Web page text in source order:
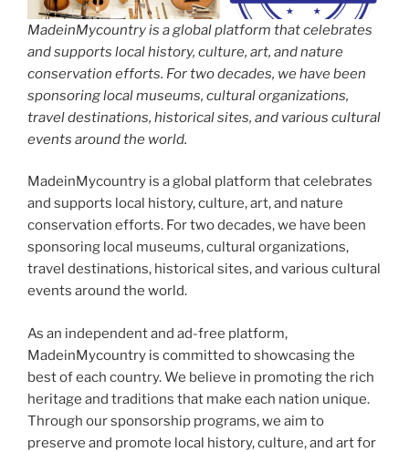
MadeinMycountry is a global platform that celebrates
and supports local history, culture, art, and nature
conservation efforts. For two decades, we have been
sponsoring local museums, cultural organizations,
travel destinations, historical sites, and various cultural
events around the world.
MadeinMycountry is a global platform that celebrates
and supports local history, culture, art, and nature
conservation efforts. For two decades, we have been
sponsoring local museums, cultural organizations,
travel destinations, historical sites, and various cultural
events around the world.
As an independent and ad-free platform,
MadeinMycountry is committed to showcasing the
best of each country. We believe in promoting the rich
heritage and traditions that make each nation unique.
Through our sponsorship programs, we aim to
preserve and promote local history, culture, and art for